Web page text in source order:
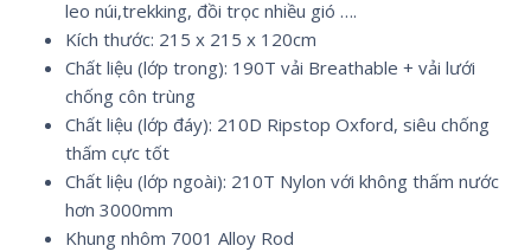
leo núi,trekking, đồi trọc nhiều gió ….
Kích thước: 215 x 215 x 120cm
Chất liệu (lớp trong): 190T vải Breathable + vải lưới
chống côn trùng
Chất liệu (lớp đáy): 210D Ripstop Oxford, siêu chống
thấm cực tốt
Chất liệu (lớp ngoài): 210T Nylon với không thấm nước
hơn 3000mm
Khung nhôm 7001 Alloy Rod